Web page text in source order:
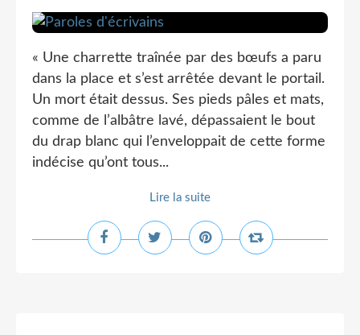
« Une charrette traînée par des bœufs a paru
dans la place et s’est arrêtée devant le portail.
Un mort était dessus. Ses pieds pâles et mats,
comme de l’albâtre lavé, dépassaient le bout
du drap blanc qui l’enveloppait de cette forme
indécise qu’ont tous...
Lire la suite